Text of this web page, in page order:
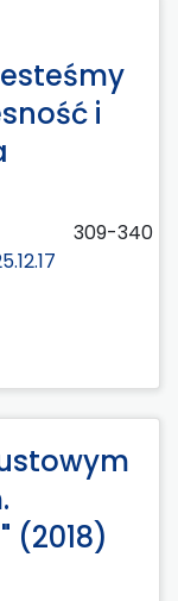
i
309-340
(2018)